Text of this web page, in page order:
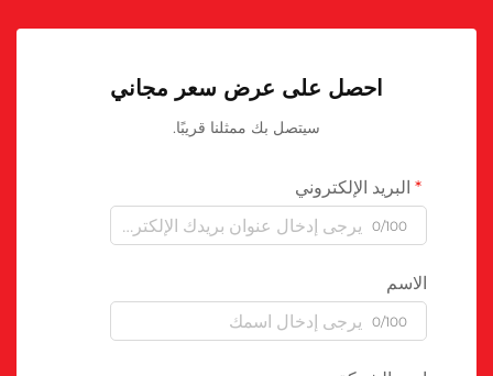
احصل على عرض سعر مجاني
سيتصل بك ممثلنا قريبًا.
البريد الإلكتروني
0/100
الاسم
0/100